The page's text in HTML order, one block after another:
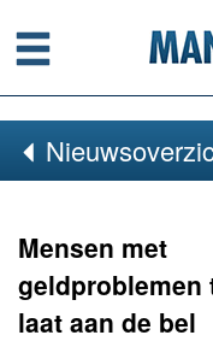
Menu
Mensen met
geldproblemen
laat aan de bel